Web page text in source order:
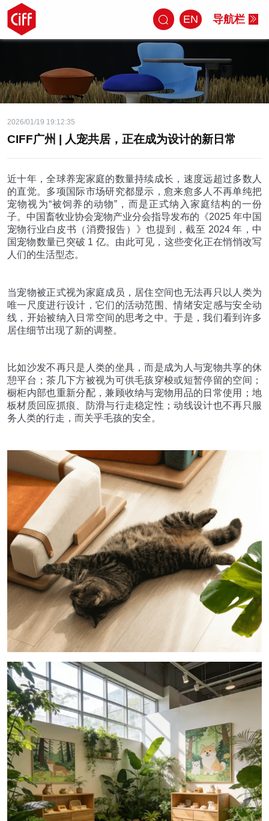
EN 导航栏
2026/01/19 19:12:35
CIFF广州 | 人宠共居，正在成为设计的新日常
近十年，全球养宠家庭的数量持续成长，速度远超过多数人
的直觉。多项国际市场研究都显示，愈来愈多人不再单纯把
宠物视为“被饲养的动物” ，而是正式纳入家庭结构的一份
子。中国畜牧业协会宠物产业分会指导发布的《2025年中国
宠物行业白皮书（消费报告）》也提到，截至 2024年，中
国宠物数量已突破 1 亿。由此可见，这些变化正在悄悄改写
人们的生活型态。
当宠物被正式视为家庭成员，居住空间也无法再只以人类为
唯一尺度进行设计，它们的活动范围、情绪安定感与安全动
线，开始被纳入日常空间的思考之中。于是，我们看到许多
居住细节出现了新的调整。
比如沙发不再只是人类的坐具，而是成为人与宠物共享的休
憩平台；茶几下方被视为可供毛孩穿梭或短暂停留的空间；
橱柜内部也重新分配，兼顾收纳与宠物用品的日常使用；地
板材质回应抓痕、防滑与行走稳定性；动线设计也不再只服
务人类的行走，而关乎毛孩的安全。